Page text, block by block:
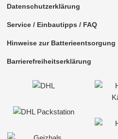
Datenschutzerklärung
Service / Einbautipps / FAQ
Hinweise zur Batterieentsorgung
Barrierefreiheitserklärung